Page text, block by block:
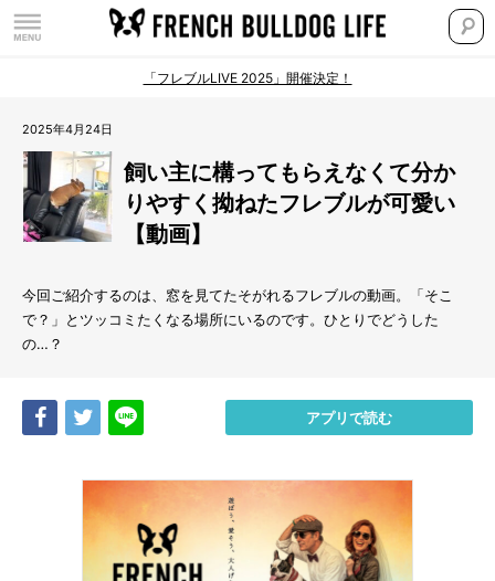
「フレブルLIVE 2025」開催決定！
2025年4月24日
飼い主に構ってもらえなくて分か
りやすく拗ねたフレブルが可愛い
【動画】
今回ご紹介するのは、窓を見てたそがれるフレブルの動画。「そこ
で？」とツッコミたくなる場所にいるのです。ひとりでどうした
の…？
Share Tweet アプリで読む